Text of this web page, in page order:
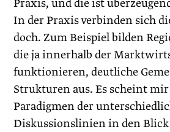
Praxis, und die ist
In der Praxis verbinden sich
doch. Zum Beispiel bilden
die ja innerhalb der
funktionieren, deutliche
Strukturen aus. Es scheint
Paradigmen der
Diskussionslinien in den